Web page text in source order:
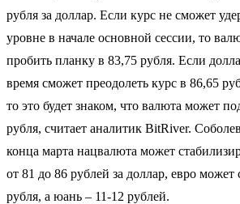
рубля за доллар. Если курс не сможет
уровне в начале основной сессии, то
пробить планку в 83,75 рубля. Если
время сможет преодолеть курс в 86,65
то это будет знаком, что валюта может
рубля, считает аналитик BitRiver.
конца марта нацвалюта может
от 81 до 86 рублей за доллар, евро может
рубля, а юань – 11-12 рублей.